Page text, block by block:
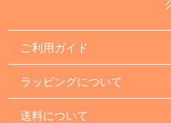
ご利用ガイド
ラッピングについて
送料について